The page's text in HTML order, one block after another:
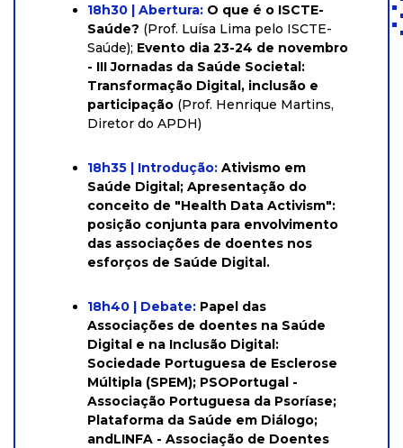
18h30 | Abertura: O que é o ISCTE-
Saúde? (Prof. Luísa Lima pelo ISCTE-
Saúde); Evento dia 23-24 de novembro
- III Jornadas da Saúde Societal:
Transformação Digital, inclusão e
participação (Prof. Henrique Martins,
Diretor do APDH)
18h35 | Introdução: Ativismo em
Saúde Digital; Apresentação do
conceito de "Health Data Activism":
posição conjunta para envolvimento
das associações de doentes nos
esforços de Saúde Digital.
18h40 | Debate: Papel das
Associações de doentes na Saúde
Digital e na Inclusão Digital:
Sociedade Portuguesa de Esclerose
Múltipla (SPEM); PSOPortugal -
Associação Portuguesa da Psoríase;
Plataforma da Saúde em Diálogo;
andLINFA - Associação de Doentes